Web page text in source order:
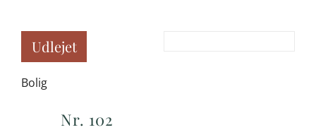
Udlejet
Bolig
Nr. 102